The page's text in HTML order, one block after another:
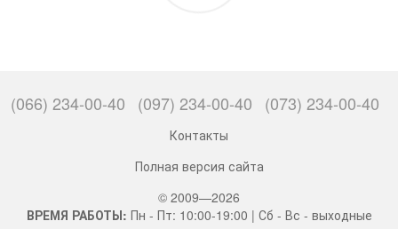
(066) 234-00-40 (097) 234-00-40 (073) 234-00-40
Контакты
Полная версия сайта
© 2009—2026
ВРЕМЯ РАБОТЫ: Пн - Пт: 10:00-19:00 | Сб - Вс - выходные